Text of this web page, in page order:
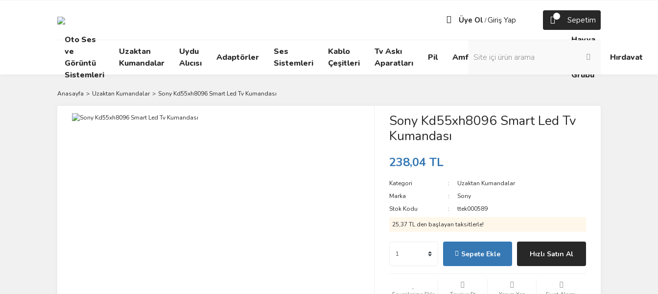
Üye Ol /Giriş Yap Sepetim
Oto Ses
ve
Görüntü
Sistemleri
Uzaktan
Kumandalar
Uydu
Alıcısı
Adaptörler
Ses
Sistemleri
Kablo
Çeşitleri
Tv Askı
Aparatları
Pil Amfi
Box
Prizler
Havya
Lehim
Grubu
Hırdavat
Anasayfa Uzaktan Kumandalar Sony Kd55xh8096 Smart Led Tv Kumandası
Sony Kd55xh8096 Smart Led Tv
Kumandası
238,04 TL
Kategori
Uzaktan Kumandalar
Marka
Sony
Stok Kodu
ttek000589
25,37 TL den başlayan taksitlerle!
Sepete Ekle Hızlı Satın Al